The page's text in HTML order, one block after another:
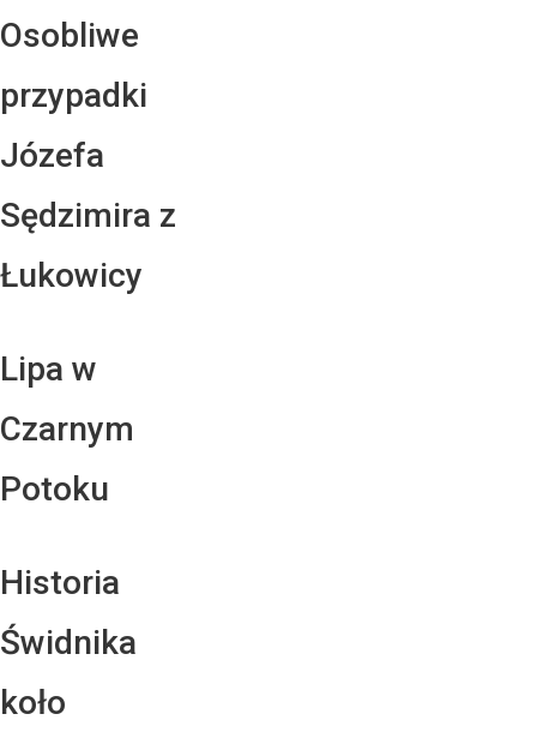
Osobliwe
przypadki
Józefa
Sędzimira z
Łukowicy
Lipa w
Czarnym
Potoku
Historia
Świdnika
koło